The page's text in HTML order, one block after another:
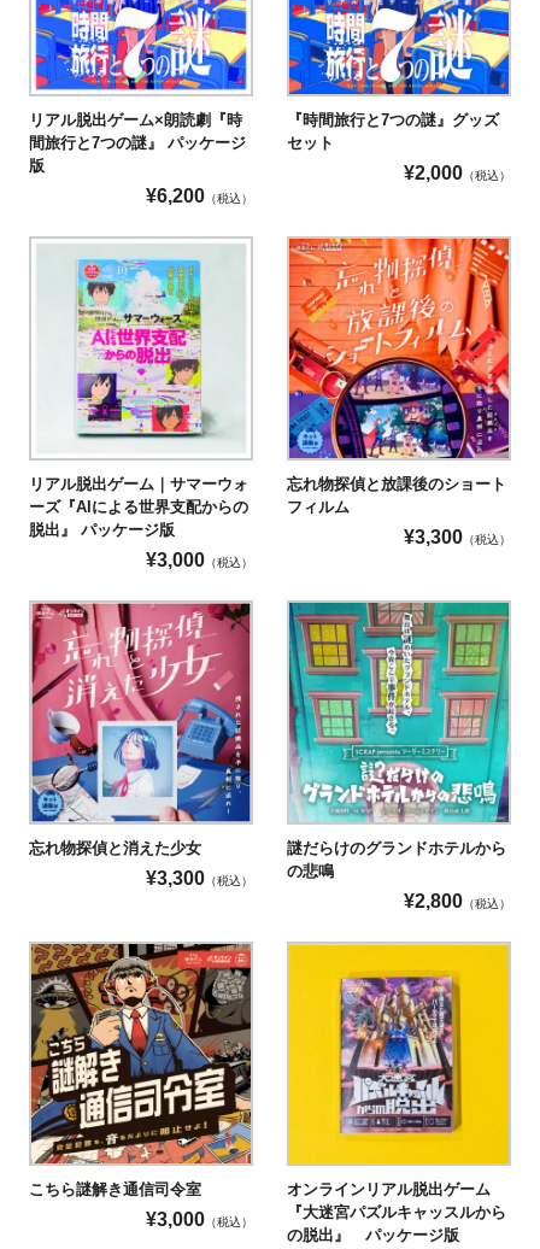
リアル脱出ゲーム×朗読劇『時
間旅行と7つの謎』 パッケージ
版
¥6,200 （税込）
『時間旅行と7つの謎』グッズ
セット
¥2,000 （税込）
リアル脱出ゲーム｜サマーウォ
ーズ『AIによる世界支配からの
脱出』 パッケージ版
¥3,000 （税込）
忘れ物探偵と放課後のショート
フィルム
¥3,300 （税込）
忘れ物探偵と消えた少女
¥3,300 （税込）
謎だらけのグランドホテルから
の悲鳴
¥2,800 （税込）
こちら謎解き通信司令室
¥3,000 （税込）
オンラインリアル脱出ゲーム
『大迷宮パズルキャッスルから
の脱出』 パッケージ版